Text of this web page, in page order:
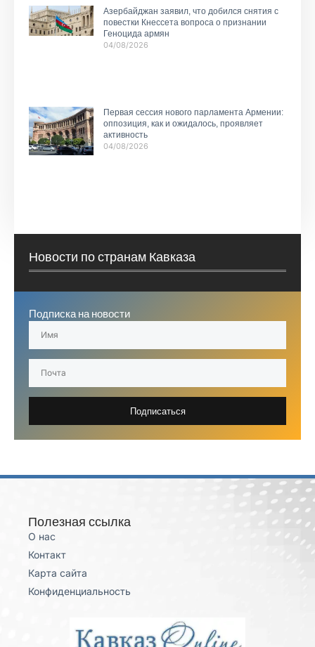
Азербайджан заявил, что добился снятия с
повестки Кнессета вопроса о признании
Геноцида армян
04/08/2026
Первая сессия нового парламента Армении:
оппозиция, как и ожидалось, проявляет
активность
04/08/2026
Новости по странам Кавказа
Подписка на новости
Подписаться
Полезная ссылка
О нас
Контакт
Карта сайта
Конфиденциальность